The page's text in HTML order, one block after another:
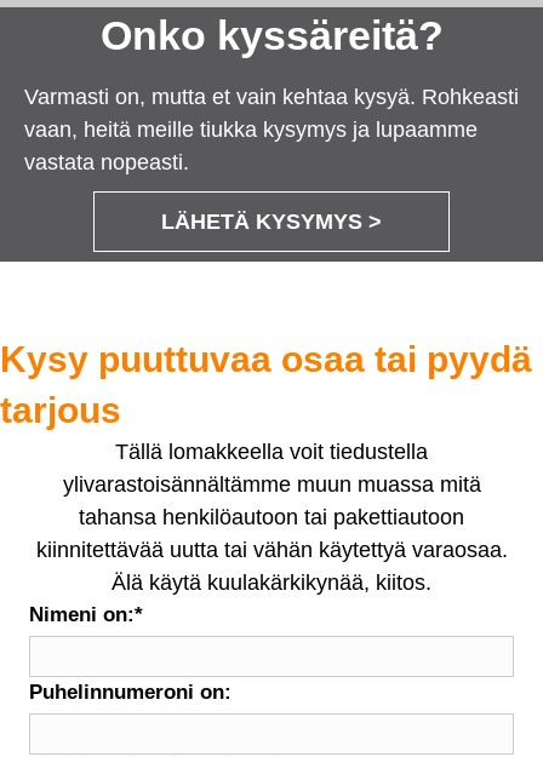
Onko kyssäreitä?
Varmasti on, mutta et vain kehtaa kysyä. Rohkeasti
vaan, heitä meille tiukka kysymys ja lupaamme
vastata nopeasti.
LÄHETÄ KYSYMYS >
Kysy puuttuvaa osaa tai pyydä
tarjous
Tällä lomakkeella voit tiedustella
ylivarastoisännältämme muun muassa mitä
tahansa henkilöautoon tai pakettiautoon
kiinnitettävää uutta tai vähän käytettyä varaosaa.
Älä käytä kuulakärkikynää, kiitos.
Nimeni on:*
Puhelinnumeroni on: